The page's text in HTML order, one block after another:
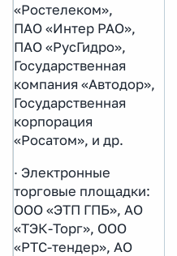
«Ростелеком»,
ПАО «Интер РАО»,
ПАО «РусГидро»,
Государственная
компания «Автодор»,
Государственная
корпорация
«Росатом», и др.
· Электронные
торговые площадки:
ООО «ЭТП ГПБ», АО
«ТЭК-Торг», ООО
«РТС-тендер», АО